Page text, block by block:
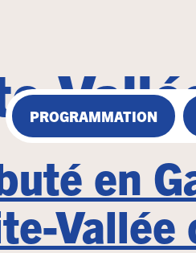
PROGRAMMATION
en
Vallée